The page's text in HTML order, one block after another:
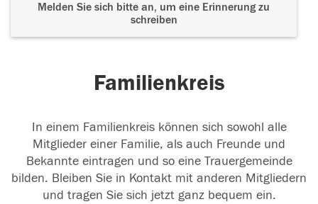
Melden Sie sich bitte an, um eine Erinnerung zu
schreiben
Familienkreis
In einem Familienkreis können sich sowohl alle
Mitglieder einer Familie, als auch Freunde und
Bekannte eintragen und so eine Trauergemeinde
bilden. Bleiben Sie in Kontakt mit anderen Mitgliedern
und tragen Sie sich jetzt ganz bequem ein.